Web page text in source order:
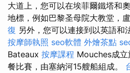
大道上，您可以在埃菲爾鐵塔和
地標，例如巴黎圣母院大教堂，
復 另外，您可以連接到以英語和
按摩師執照 seo軟體 外燴茶點
Bateaux 按摩課程 Mouches成
餐比賽，由塞納河15艘船組成。